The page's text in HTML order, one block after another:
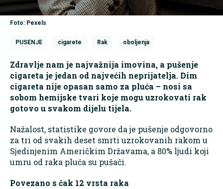
Foto: Pexels
PUSENJE cigarete Rak oboljenja
Zdravlje nam je najvažnija imovina, a pušenje
cigareta je jedan od najvećih neprijatelja. Dim
cigareta nije opasan samo za pluća – nosi sa
sobom hemijske tvari koje mogu uzrokovati rak
gotovo u svakom dijelu tijela.
Nažalost, statistike govore da je pušenje odgovorno
za tri od svakih deset smrti uzrokovanih rakom u
Sjedinjenim Američkim Državama, a 80% ljudi koji
umru od raka pluća su pušači.
Povezano s čak 12 vrsta raka